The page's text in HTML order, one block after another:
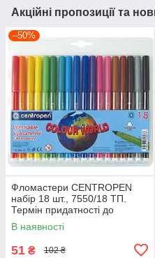
Акційні пропозиції та
–50%
Фломастери CENTROPEN
набір 18 шт., 7550/18 ТП.
Термін придатності до
26.09.2026
В наявності
51 ₴ 102 ₴